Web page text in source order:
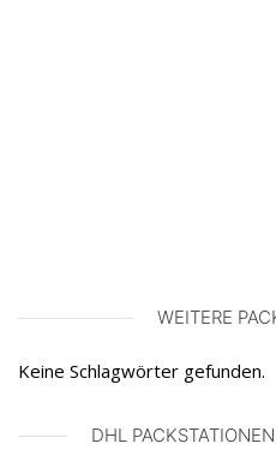
WEITERE
Keine Schlagwörter gefunden.
DHL